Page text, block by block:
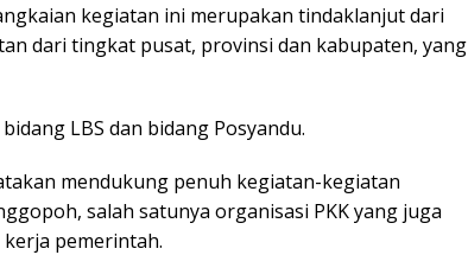
kegiatan ini merupakan tindaklanjut dari
dari tingkat pusat, provinsi dan kabupaten, yang
LBS dan bidang Posyandu.
mendukung penuh kegiatan-kegiatan
salah satunya organisasi PKK yang juga
pemerintah.